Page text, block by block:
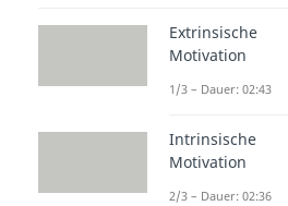
du dich
fühlen und
Platonische Liebe
In einer
der Fokus auf
Extrinsische
Motivation
1/3 – Dauer: 02:43
Intrinsische
Motivation
2/3 – Dauer: 02:36